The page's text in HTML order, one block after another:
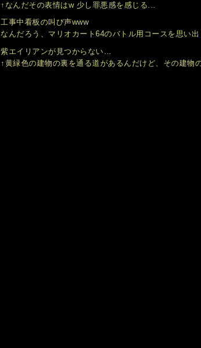
↑なんだその表情はw 少し罪悪感を感じる...
工事中看板の叫び声www
なんだろう、マリオカート64のバトル用コースを思い出
紫エイリアンが見つからない…
↑黄緑色の建物の裏を通る道があるんだけど、その建